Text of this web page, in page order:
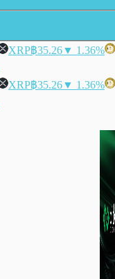
XRP฿35.26▼ 1.36%
XRP฿35.26▼ 1.36%